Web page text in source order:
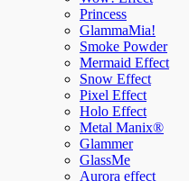
Princess
GlammaMia!
Smoke Powder
Mermaid Effect
Snow Effect
Pixel Effect
Holo Effect
Metal Manix®
Glammer
GlassMe
Aurora effect